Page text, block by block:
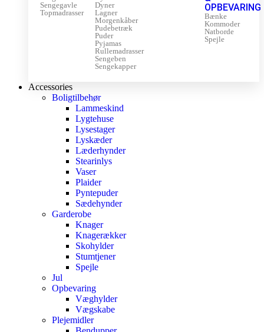
Sengegavle
Topmadrasser
Dyner
Lagner
Morgenkåber
Pudebetræk
Puder
Pyjamas
Rullemadrasser
Sengeben
Sengekapper
OPBEVARING
Bænke
Kommoder
Natborde
Spejle
Accessories
Boligtilbehør
Lammeskind
Lygtehuse
Lysestager
Lyskæder
Læderhynder
Stearinlys
Vaser
Plaider
Pyntepuder
Sædehynder
Garderobe
Knager
Knagerækker
Skohylder
Stumtjener
Spejle
Jul
Opbevaring
Væghylder
Vægskabe
Plejemidler